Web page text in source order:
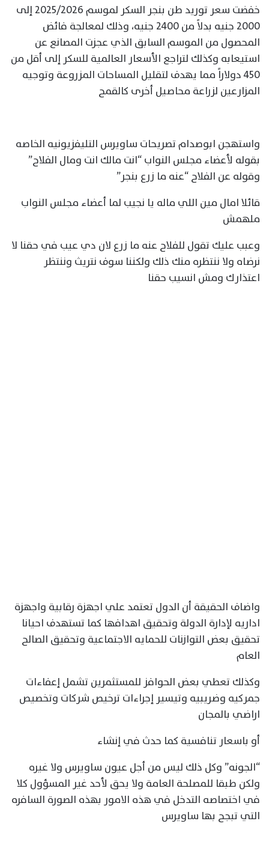
خفضت سعر توريد طن بنجر السكر لموسم 2025/2026 إلى
2000 جنيه بدلاً من 2400 جنيه، وذلك لمعالجة فائض
المحصول من الموسم السابق الذي عجزت المصانع عن
استيعابه وكذلك لتراجع الأسعار العالمية للسكر إلى أقل من
450 دولاراً مما يهدف لتقليل المساحات المزروعة وتوجيه
المزارعين لزراعة محاصيل أخرى كالقمح
واستهجن ابوصدام تصريحات ساويرس التليفزيونيه الخاصه
بقوله لأعضاء مجلس النواب “انت مالك انت ومال الفلاح”
وقوله عن الفلاح “عنه ما زرع بنجر”
قائلا امال مين اللي ماله يا نجيب لما أعضاء مجلس النواب
ملهمش
وعبب عليك تقول للفلاح عنه ما زرع لان دي عيب في حقنا لا
نرضاه ولا ننتظره منك ذلك ولكننا سوف نتريث وننتظر
اعتذارك ومش انسيب حقنا
واضاف الحقيقة أن الدول تعتمد علي اجهزة رقابية واجهزة
اداريه لإدارة الدولة وتحقيق اهدافها كما تستهدف احيانا
تحقيق بعض التوازنات للحمايه الاجتماعية وتحقيق الصالح
العام
وكذلك تعطي بعض الحوافز للمستثمرين تشمل إعفاءات
جمركيه وضريبيه وتيسير إجراءات ترخيص شركات وتخصيص
اراضي بالمجان
أو باسعار تنافسية كما حدث في إنشاء
“الجونه” وكل ذلك ليس من أجل عيون ساويرس ولا غيره
ولكن طبقا للمصلحة العامة ولا يحق لأحد غير المسؤول كلا
في اختصاصه التدخل في هذه الامور بهذه الصورة السافره
التي تبجح بها ساويرس